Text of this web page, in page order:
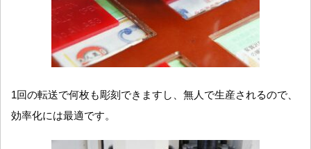
1回の転送で何枚も彫刻できますし、無人で生産されるので、
効率化には最適です。